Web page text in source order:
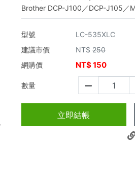
Brother DCP-J100／DCP-J105／
型號
LC-535XLC
建議市價
NT$ 250
網購價
NT$150
數量
立即結帳